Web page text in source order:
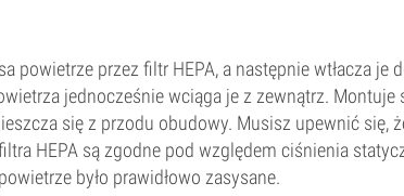
powietrze przez filtr HEPA, a następnie wtłacza je
jednocześnie wciąga je z zewnątrz. Montuje
się z przodu obudowy. Musisz upewnić się,
HEPA są zgodne pod względem ciśnienia
było prawidłowo zasysane.